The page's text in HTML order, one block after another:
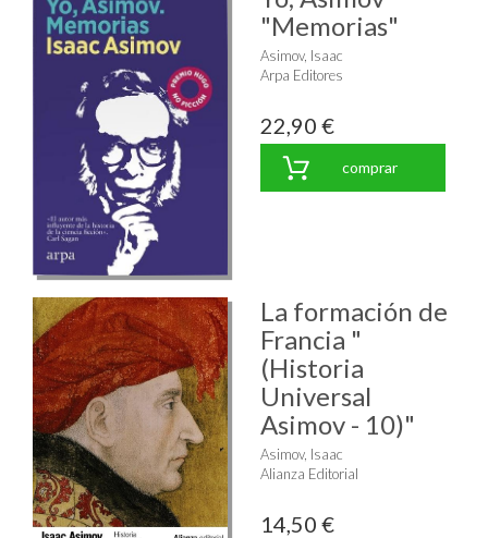
"Memorias"
Asimov, Isaac
Arpa Editores
22,90 €
comprar
La formación de
Francia "
(Historia
Universal
Asimov - 10)"
Asimov, Isaac
Alianza Editorial
14,50 €